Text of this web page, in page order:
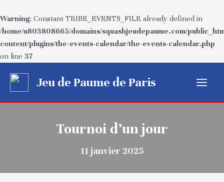
Warning: Constant TRIBE_EVENTS_FILE already defined in
/home/u803808665/domains/squashjeudepaume.com/
content/plugins/the-events-calendar/the-events-calendar.php
on line 37
contenu
Jeu de Paume de Paris
Tournoi d’un jour
11 janvier 2025